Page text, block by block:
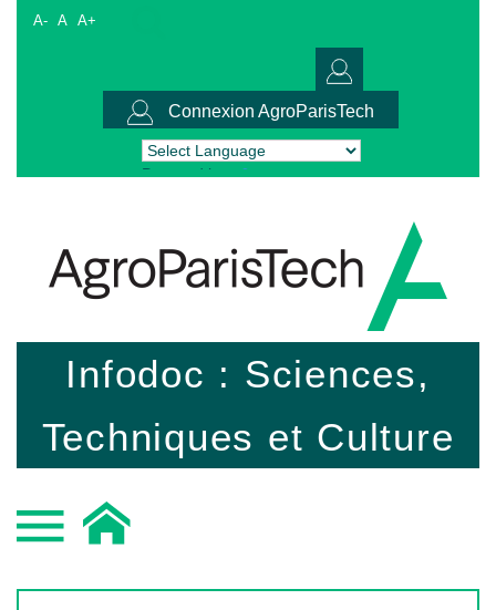
A- A A+
Connexion AgroParisTech
Powered by Translate
Infodoc : Sciences,
Techniques et Culture